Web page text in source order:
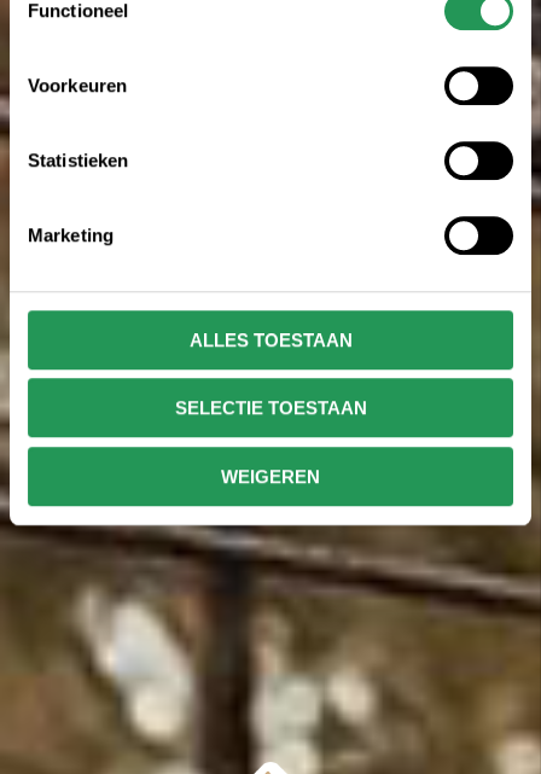
Functioneel
Voorkeuren
Statistieken
Marketing
ALLES TOESTAAN
SELECTIE TOESTAAN
WEIGEREN